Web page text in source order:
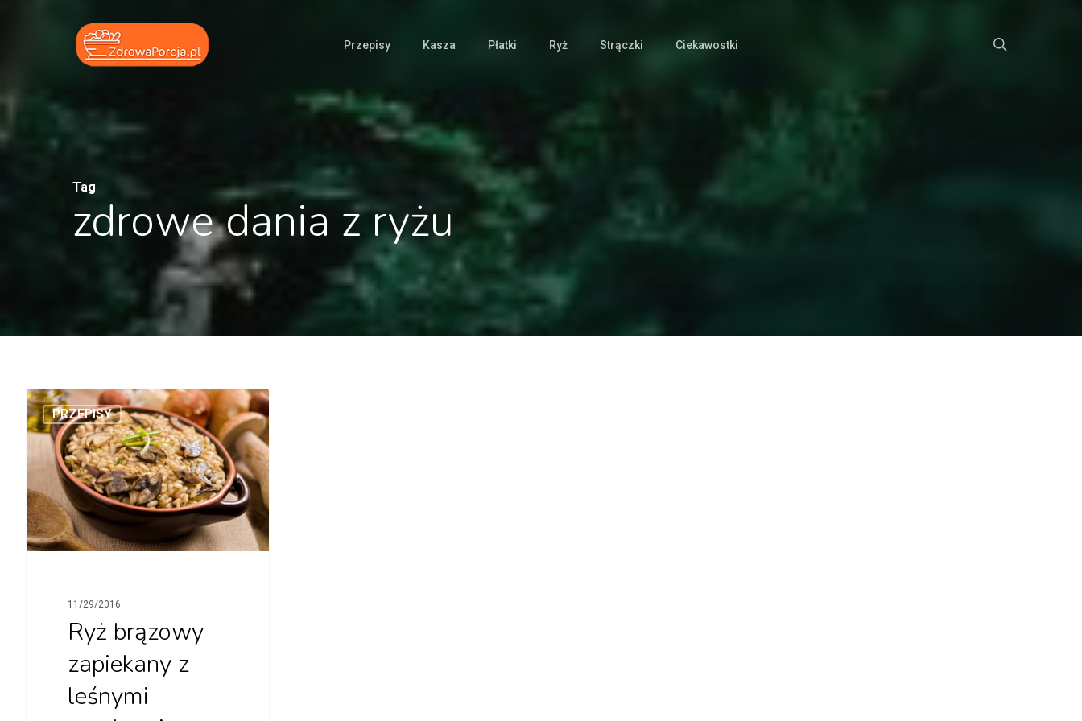
Przepisy Kasza Płatki Ryż Strączki Ciekawostki
Tag
zdrowe dania z ryżu
PRZEPISY
11/29/2016
Ryż brązowy
zapiekany z
leśnymi